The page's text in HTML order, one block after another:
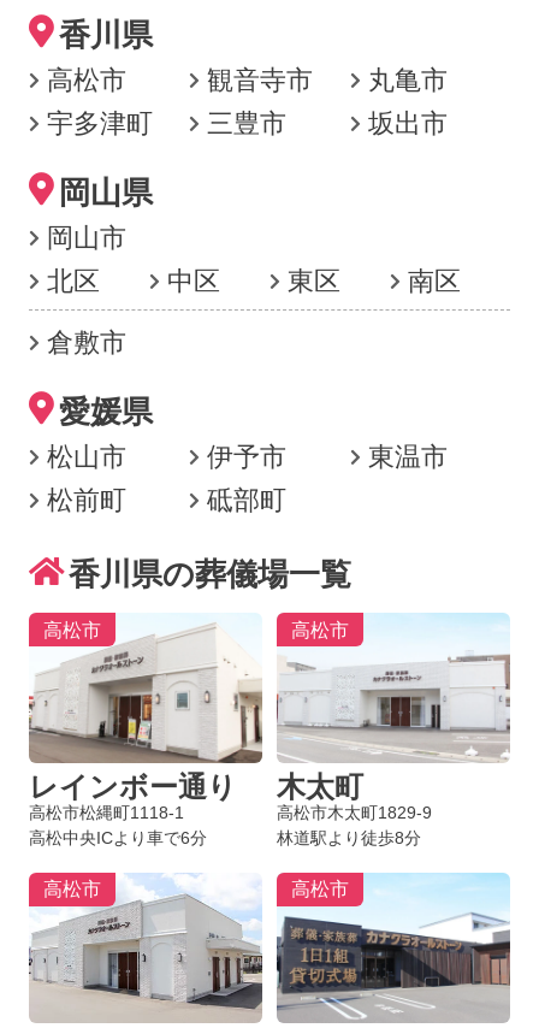
香川県
高松市 観音寺市
丸亀市
宇多津町
三豊市 坂出市
岡山県
岡山市
北区
中区 東区 南区
倉敷市
愛媛県
松山市 伊予市
東温市
松前町
砥部町
香川県の葬儀場一覧
高松市
レインボー通り
高松市松縄町1118-1
高松中央ICより車で6分
高松市
木太町
高松市木太町1829-9
林道駅より徒歩8分
高松市 高松市